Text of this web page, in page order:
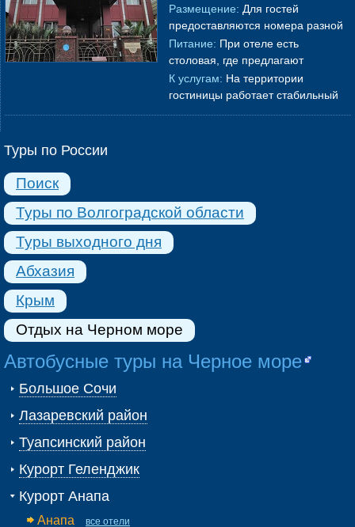
Витязево, недалеко от
центральной части Анапы.
Расстояние от гостиницы
Размещение: Для гостей
предоставляются номера разной
вместительности. В комнатах есть
кондиционер, телевизор,
холодильник→
Питание: При отеле есть
столовая, где предлагают
насладиться блюдами русской,
кавказской и европейской кухни.
К услугам: На территории
гостиницы работает стабильный
Туры по России
Поиск
Туры по Волгоградской области
Туры выходного дня
Абхазия
Крым
Отдых на Черном море
Автобусные туры на Черное море
Большое Сочи
Лазаревский район
Туапсинский район
Курорт Геленджик
Курорт Анапа
Анапа все отели